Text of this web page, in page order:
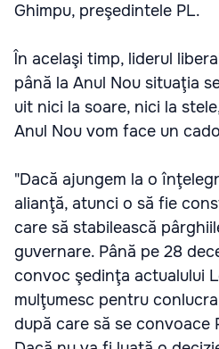
Ghimpu, preşedintele PL.
În acelaşi timp, liderul
până la Anul Nou situaţia
uit nici la soare, nici la
Anul Nou vom face un
"Dacă ajungem la o
alianţă, atunci o să fie
care să stabilească
guvernare. Până pe 28
convoc şedinţa actualului
mulţumesc pentru
după care să se convoace